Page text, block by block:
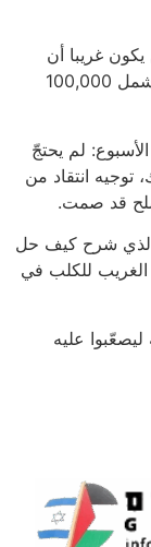
يكون غريبا أن
يتضح له، بعد فوات الأوان، أن هذه المبادرات تشمل 100,000
لم يحتجّ
توجيه انتقاد من
قد صمت.
والذي شرح كيف حل
الغريب للكلب في
عليه